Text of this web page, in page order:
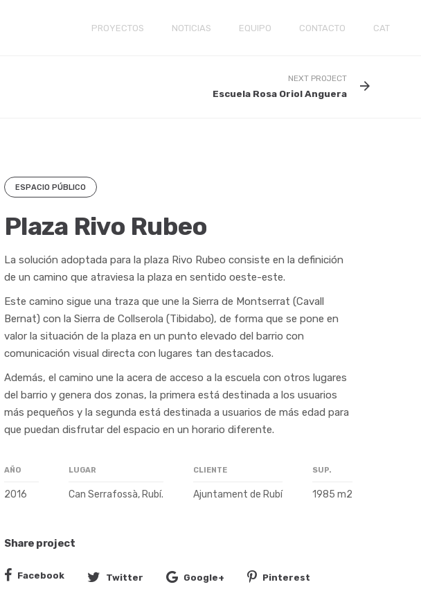
PROYECTOS NOTICIAS EQUIPO CONTACTO CAT
NEXT PROJECT
Escuela Rosa Oriol Anguera
ESPACIO PÚBLICO
Plaza Rivo Rubeo
La solución adoptada para la plaza Rivo Rubeo consiste en la definición
de un camino que atraviesa la plaza en sentido oeste-este.
Este camino sigue una traza que une la Sierra de Montserrat (Cavall
Bernat) con la Sierra de Collserola (Tibidabo), de forma que se pone en
valor la situación de la plaza en un punto elevado del barrio con
comunicación visual directa con lugares tan destacados.
Además, el camino une la acera de acceso a la escuela con otros lugares
del barrio y genera dos zonas, la primera está destinada a los usuarios
más pequeños y la segunda está destinada a usuarios de más edad para
que puedan disfrutar del espacio en un horario diferente.
AÑO
2016
LUGAR
Can Serrafossà, Rubí.
CLIENTE
Ajuntament de Rubí
SUP.
1985 m2
Share project
Facebook Twitter Google+ Pinterest